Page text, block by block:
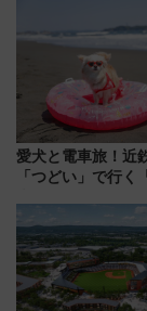
愛犬と電車旅！近
「つどい」で行く